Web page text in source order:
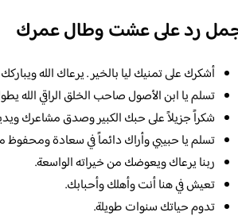
رد على عشت وطال عمرك
أشكرك على تمنيك ليا بالخير . يرعاك الله
تسلم يا ابن الأصول صاحب الخلق الراقي الله
شكراً جزيلاً على حبك الكبير وصدق مشاعرك
تسلم يا حبيبي وأراك دائماً في سعادة
ربنا يرعاك ويعوضك من خيراته الواسعة.
تعيش في هنا أنت وأهلك وأحبابك.
تدوم حياتك سنوات طويلة.